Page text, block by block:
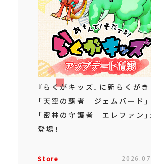
『らくがキッズ』に新らくがき
「天空の覇者 ジェムバード」
「密林の守護者 エレファン」
登場！
Store